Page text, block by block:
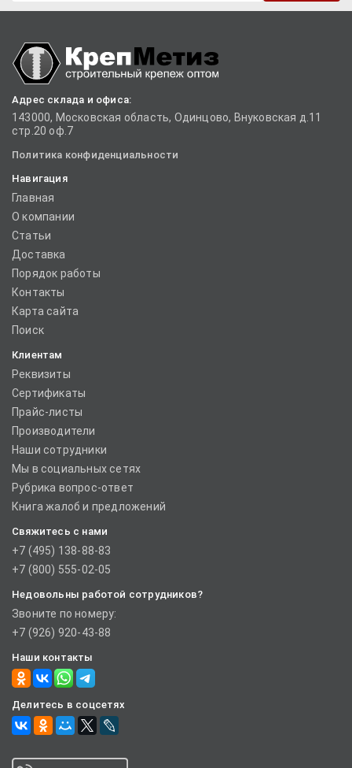
Адрес склада и офиса:
143000, Московская область, Одинцово, Внуковская д.11
стр.20 оф.7
Политика конфиденциальности
Навигация
Главная
О компании
Статьи
Доставка
Порядок работы
Контакты
Карта сайта
Поиск
Клиентам
Реквизиты
Сертификаты
Прайс-листы
Производители
Наши сотрудники
Мы в социальных сетях
Рубрика вопрос-ответ
Книга жалоб и предложений
Свяжитесь с нами
+7 (495) 138-88-83
+7 (800) 555-02-05
Недовольны работой сотрудников?
Звоните по номеру:
+7 (926) 920-43-88
Наши контакты
Делитесь в соцсетях